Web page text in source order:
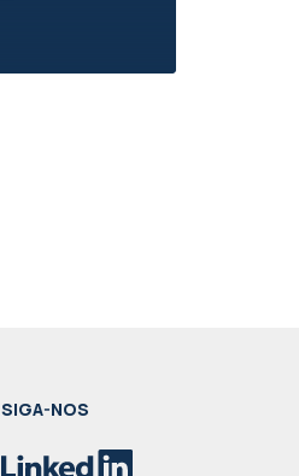
SIGA-NOS